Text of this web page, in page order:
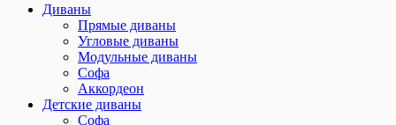
Диваны
Прямые диваны
Угловые диваны
Модульные диваны
Софа
Аккордеон
Детские диваны
Софа